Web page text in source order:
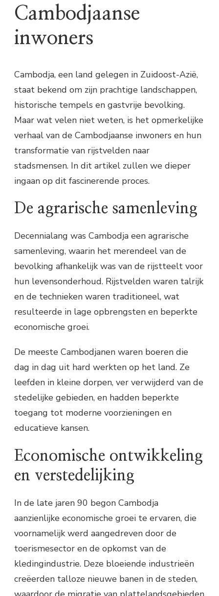
Cambodjaanse
inwoners
Cambodja, een land gelegen in Zuidoost-Azië,
staat bekend om zijn prachtige landschappen,
historische tempels en gastvrije bevolking.
Maar wat velen niet weten, is het opmerkelijke
verhaal van de Cambodjaanse inwoners en hun
transformatie van rijstvelden naar
stadsmensen. In dit artikel zullen we dieper
ingaan op dit fascinerende proces.
De agrarische samenleving
Decennialang was Cambodja een agrarische
samenleving, waarin het merendeel van de
bevolking afhankelijk was van de rijstteelt voor
hun levensonderhoud. Rijstvelden waren talrijk
en de technieken waren traditioneel, wat
resulteerde in lage opbrengsten en beperkte
economische groei.
De meeste Cambodjanen waren boeren die
dag in dag uit hard werkten op het land. Ze
leefden in kleine dorpen, ver verwijderd van de
stedelijke gebieden, en hadden beperkte
toegang tot moderne voorzieningen en
educatieve kansen.
Economische ontwikkeling
en verstedelijking
In de late jaren 90 begon Cambodja
aanzienlijke economische groei te ervaren, die
voornamelijk werd aangedreven door de
toerismesector en de opkomst van de
kledingindustrie. Deze bloeiende industrieën
creëerden talloze nieuwe banen in de steden,